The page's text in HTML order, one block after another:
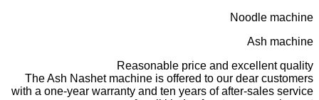
Noodle machine
Ash machine
Reasonable price and excellent quality
The Ash Nashet machine is offered to our dear customers
with a one-year warranty and ten years of after-sales service